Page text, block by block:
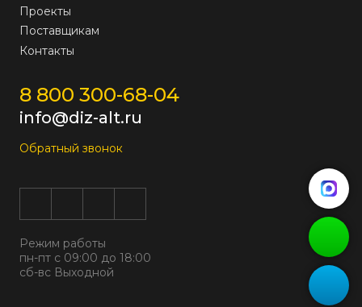
Проекты
Поставщикам
Контакты
8 800 300-68-04
info@diz-alt.ru
Обратный звонок
Режим работы
пн-пт с 09:00 до 18:00
сб-вс Выходной